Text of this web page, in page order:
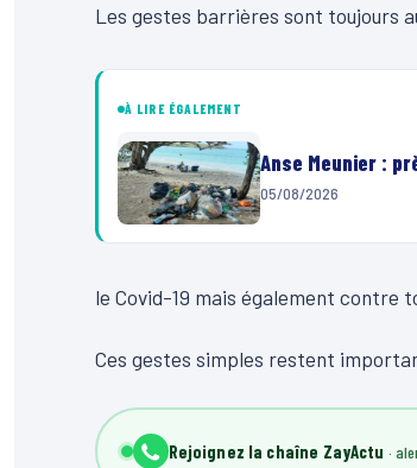
Les gestes barrières sont toujours
À LIRE ÉGALEMENT
Anse Meunier :
05/08/2026
le Covid-19 mais également contre
Ces gestes simples restent
Rejoignez la chaîne ZayActu